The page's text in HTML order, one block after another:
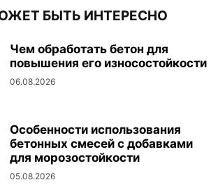
БЫТЬ ИНТЕРЕСНО
Чем обработать бетон для
повышения его износостойкости
06.08.2026
Особенности использования
бетонных смесей с добавками
для морозостойкости
05.08.2026